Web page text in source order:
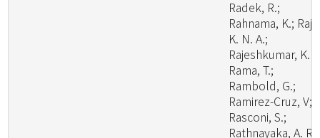
Radek, R.;
Rahnama, K.; Raj,
K. N. A.;
Rajeshkumar, K.
Rama, T.;
Rambold, G.;
Ramirez-Cruz, V;
Rasconi, S.;
Rathnayaka, A. R.;